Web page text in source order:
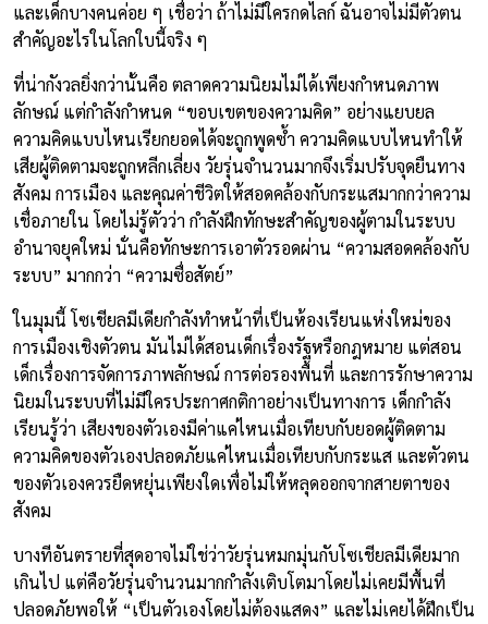
และเด็กบางคนค่อย ๆ เชื่อว่า ถ้าไม่มีใครกดไลก์ ฉันอาจไม่มีตัวตน
สำคัญอะไรในโลกใบนี้จริง ๆ
ที่น่ากังวลยิ่งกว่านั้นคือ ตลาดความนิยมไม่ได้เพียงกำหนดภาพ
ลักษณ์ แต่กำลังกำหนด “ขอบเขตของความคิด” อย่างแยบยล
ความคิดแบบไหนเรียกยอดได้จะถูกพูดซ้ำ ความคิดแบบไหนทำให้
เสียผู้ติดตามจะถูกหลีกเลี่ยง วัยรุ่นจำนวนมากจึงเริ่มปรับจุดยืนทาง
สังคม การเมือง และคุณค่าชีวิตให้สอดคล้องกับกระแสมากกว่าความ
เชื่อภายใน โดยไม่รู้ตัวว่า กำลังฝึกทักษะสำคัญของผู้ตามในระบบ
อำนาจยุคใหม่ นั่นคือทักษะการเอาตัวรอดผ่าน “ความสอดคล้องกับ
ระบบ” มากกว่า “ความซื่อสัตย์”
ในมุมนี้ โซเชียลมีเดียกำลังทำหน้าที่เป็นห้องเรียนแห่งใหม่ของ
การเมืองเชิงตัวตน มันไม่ได้สอนเด็กเรื่องรัฐหรือกฎหมาย แต่สอน
เด็กเรื่องการจัดการภาพลักษณ์ การต่อรองพื้นที่ และการรักษาความ
นิยมในระบบที่ไม่มีใครประกาศกติกาอย่างเป็นทางการ เด็กกำลัง
เรียนรู้ว่า เสียงของตัวเองมีค่าแค่ไหนเมื่อเทียบกับยอดผู้ติดตาม
ความคิดของตัวเองปลอดภัยแค่ไหนเมื่อเทียบกับกระแส และตัวตน
ของตัวเองควรยืดหยุ่นเพียงใดเพื่อไม่ให้หลุดออกจากสายตาของ
สังคม
บางทีอันตรายที่สุดอาจไม่ใช่ว่าวัยรุ่นหมกมุ่นกับโซเชียลมีเดียมาก
เกินไป แต่คือวัยรุ่นจำนวนมากกำลังเติบโตมาโดยไม่เคยมีพื้นที่
ปลอดภัยพอให้ “เป็นตัวเองโดยไม่ต้องแสดง” และไม่เคยได้ฝึกเป็น